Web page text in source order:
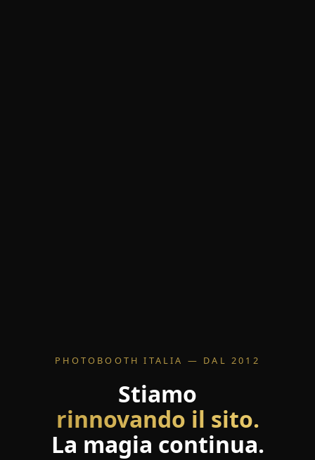
PHOTOBOOTH ITALIA — DAL 2012
Stiamo
rinnovando il sito.
La magia continua.